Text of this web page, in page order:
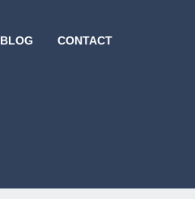
BLOG CONTACT